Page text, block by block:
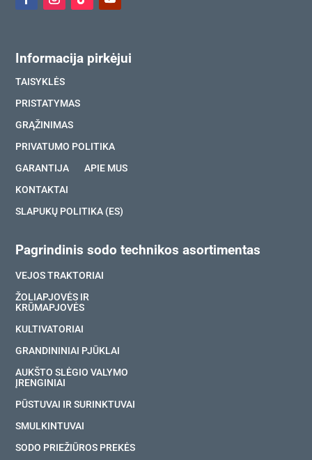
Informacija pirkėjui
TAISYKLĖS
PRISTATYMAS
GRĄŽINIMAS
PRIVATUMO POLITIKA
GARANTIJA
APIE MUS
KONTAKTAI
SLAPUKŲ POLITIKA (ES)
Pagrindinis sodo technikos asortimentas
VEJOS TRAKTORIAI
ŽOLIAPJOVĖS IR
KRŪMAPJOVĖS
KULTIVATORIAI
GRANDININIAI PJŪKLAI
AUKŠTO SLĖGIO VALYMO
ĮRENGINIAI
PŪSTUVAI IR SURINKTUVAI
SMULKINTUVAI
SODO PRIEŽIŪROS PREKĖS